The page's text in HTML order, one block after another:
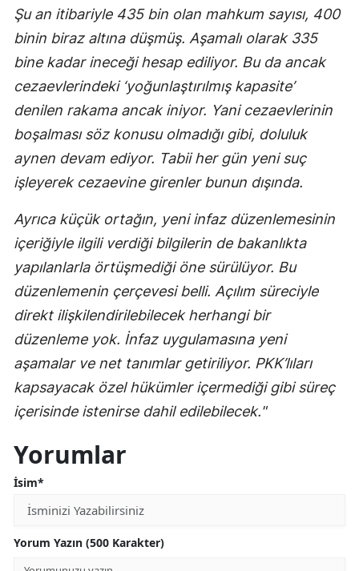
Şu an itibariyle 435 bin olan mahkum sayısı, 400
binin biraz altına düşmüş. Aşamalı olarak 335
bine kadar ineceği hesap ediliyor. Bu da ancak
cezaevlerindeki ‘yoğunlaştırılmış kapasite’
denilen rakama ancak iniyor. Yani cezaevlerinin
boşalması söz konusu olmadığı gibi, doluluk
aynen devam ediyor. Tabii her gün yeni suç
işleyerek cezaevine girenler bunun dışında.
Ayrıca küçük ortağın, yeni infaz düzenlemesinin
içeriğiyle ilgili verdiği bilgilerin de bakanlıkta
yapılanlarla örtüşmediği öne sürülüyor. Bu
düzenlemenin çerçevesi belli. Açılım süreciyle
direkt ilişkilendirilebilecek herhangi bir
düzenleme yok. İnfaz uygulamasına yeni
aşamalar ve net tanımlar getiriliyor. PKK’lıları
kapsayacak özel hükümler içermediği gibi süreç
içerisinde istenirse dahil edilebilecek."
Yorumlar
İsim*
Yorum Yazın (500 Karakter)